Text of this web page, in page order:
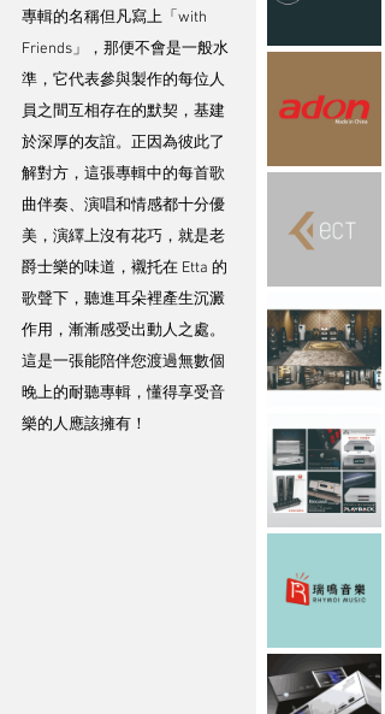
專輯的名稱但凡寫上「with
Friends」，那便不會是一般水
準，它代表參與製作的每位人
員之間互相存在的默契，基建
於深厚的友誼。正因為彼此了
解對方，這張專輯中的每首歌
曲伴奏、演唱和情感都十分優
美，演繹上沒有花巧，就是老
爵士樂的味道，襯托在 Etta 的
歌聲下，聽進耳朵裡產生沉澱
作用，漸漸感受出動人之處。
這是一張能陪伴您渡過無數個
晚上的耐聽專輯，懂得享受音
樂的人應該擁有！